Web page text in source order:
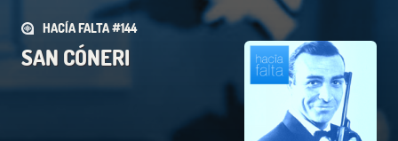
HACÍA FALTA #144
SAN CÓNERI